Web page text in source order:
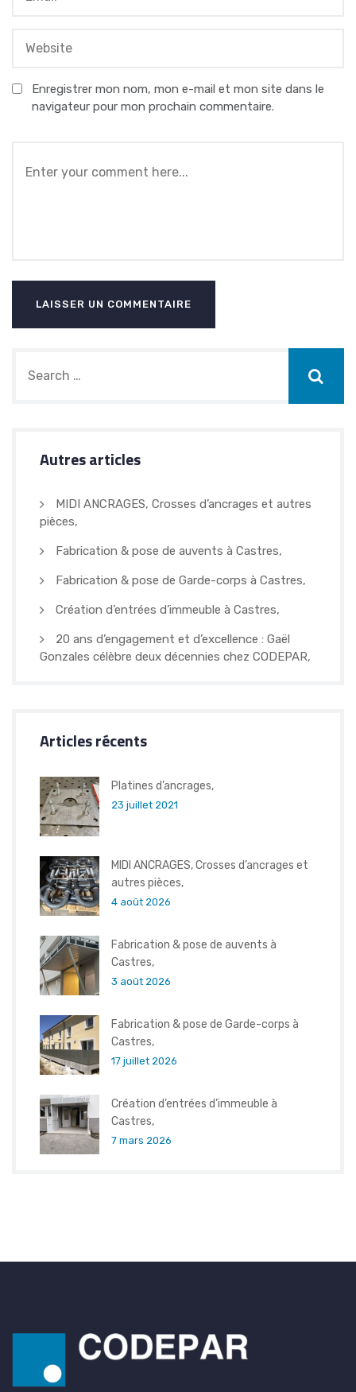
Enregistrer mon nom, mon e-mail et mon site dans le
navigateur pour mon prochain commentaire.
Autres articles
MIDI ANCRAGES, Crosses d’ancrages et autres
pièces,
Fabrication & pose de auvents à Castres,
Fabrication & pose de Garde-corps à Castres,
Création d’entrées d’immeuble à Castres,
20 ans d’engagement et d’excellence : Gaël
Gonzales célèbre deux décennies chez CODEPAR,
Articles récents
Platines d’ancrages,
23 juillet 2021
MIDI ANCRAGES, Crosses d’ancrages et
autres pièces,
4 août 2026
Fabrication & pose de auvents à
Castres,
3 août 2026
Fabrication & pose de Garde-corps à
Castres,
17 juillet 2026
Création d’entrées d’immeuble à
Castres,
7 mars 2026